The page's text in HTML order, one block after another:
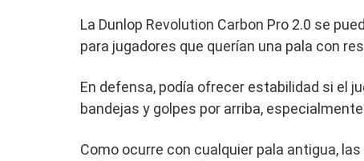
La Dunlop Revolution Carbon Pro 2.0 se
para jugadores que querían una pala con
En defensa, podía ofrecer estabilidad si el
bandejas y golpes por arriba,
Como ocurre con cualquier pala antigua,